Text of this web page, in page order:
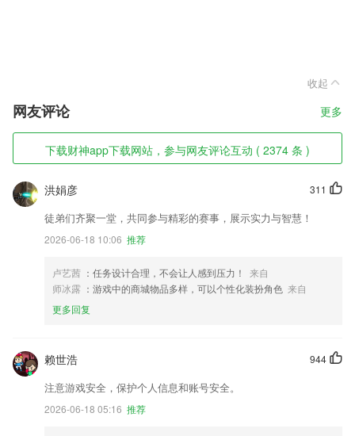
收起
网友评论 更多
下载财神app下载网站，参与网友评论互动 ( 2374 条 )
311
洪娟彦
徒弟们齐聚一堂，共同参与精彩的赛事，展示实力与智慧！
2026-06-18 10:06 推荐
卢艺茜 ：任务设计合理，不会让人感到压力！
来自
师冰露 ：游戏中的商城物品多样，可以个性化装扮角色 来自
更多回复
944
赖世浩
注意游戏安全，保护个人信息和账号安全。
2026-06-18 05:16 推荐